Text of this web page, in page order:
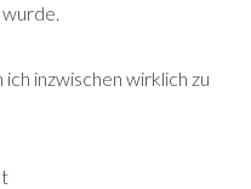
ich inzwischen wirklich zu